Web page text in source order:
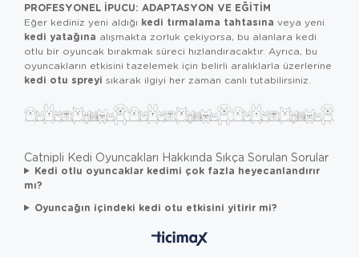
PROFESYONEL İPUCU: ADAPTASYON VE EĞITIM
Eğer kediniz yeni aldığı kedi tırmalama tahtasına veya yeni
kedi yatağına alışmakta zorluk çekiyorsa, bu alanlara kedi
otlu bir oyuncak bırakmak süreci hızlandıracaktır. Ayrıca, bu
oyuncakların etkisini tazelemek için belirli aralıklarla üzerlerine
kedi otu spreyi sıkarak ilgiyi her zaman canlı tutabilirsiniz.
Catnipli Kedi Oyuncakları Hakkında Sıkça Sorulan Sorular
Kedi otlu oyuncaklar kedimi çok fazla heyecanlandırır
mı?
Oyuncağın içindeki kedi otu etkisini yitirir mi?